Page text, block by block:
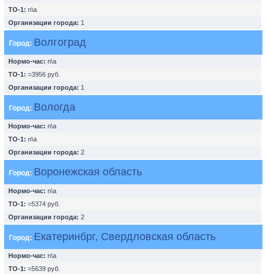
ТО-1: n\a
Организации города: 1
Город: Волгоград
Нормо-час: n\a
ТО-1: ≈3956 руб.
Организации города: 1
Город: Вологда
Нормо-час: n\a
ТО-1: n\a
Организации города: 2
Город: Воронежская область
Нормо-час: n\a
ТО-1: ≈5374 руб.
Организации города: 2
Город: Екатеринбрг, Свердловская область
Нормо-час: n\a
ТО-1: ≈5639 руб.